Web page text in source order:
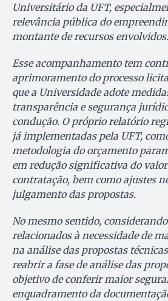
Universitário da UFT,
relevância pública do
montante de recursos envolvidos.
Esse acompanhamento tem
aprimoramento do processo
que a Universidade adote
transparência e segurança
condução. O próprio relatório
já implementadas pela UFT,
metodologia do orçamento
em redução significativa do
contratação, bem como ajustes
julgamento das propostas.
No mesmo sentido,
relacionados à necessidade de
na análise das propostas
reabrir a fase de análise das
objetivo de conferir maior
enquadramento da